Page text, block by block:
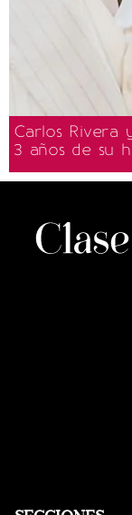
Carlos Rivera
3 años de su